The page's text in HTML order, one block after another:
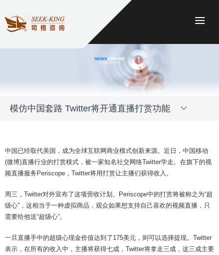
Toggle
模仿中国套路 Twitter将开通直播打赏功能
中国已经取代美国，成为全球互联网商业模式创新来源。近日，中国移动
(微博)直播行业的打赏模式，被一家知名社交网络Twitter学走。在旗下的视
频直播服务Periscope，Twitter将用打赏让主播们获得收入。
周三，Twitter对外宣布了这项营收计划。Periscope中的打赏将被称之为“超
级心”，这相当于一种虚拟商品，观众如果想支持自己喜欢的视频直播，只
需要给他送“超级心”。
一旦直播手中的超级心现金价值达到了175美元，则可以选择提现。Twitter
表示，在所有的收入中，主播将获得七成，Twitter将拿走三成，这三成主要